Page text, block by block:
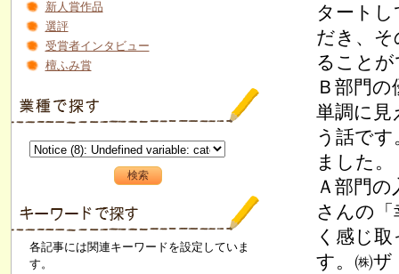
新人賞作品
選評
受賞者インタビュー
檀ふみ賞
各記事には関連キーワードを設定していま
す。
タート
だき、そ
ること
Ｂ部門
単調に見
う話で
ました。
Ａ部門
さんの
く感じ
す。㈱